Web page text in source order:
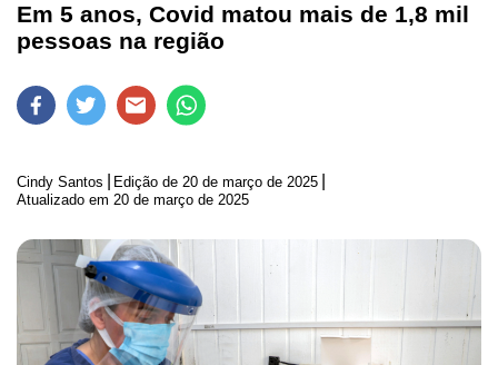
Em 5 anos, Covid matou mais de 1,8 mil
pessoas na região
Cindy Santos Edição de 20 de março de 2025
Atualizado em 20 de março de 2025